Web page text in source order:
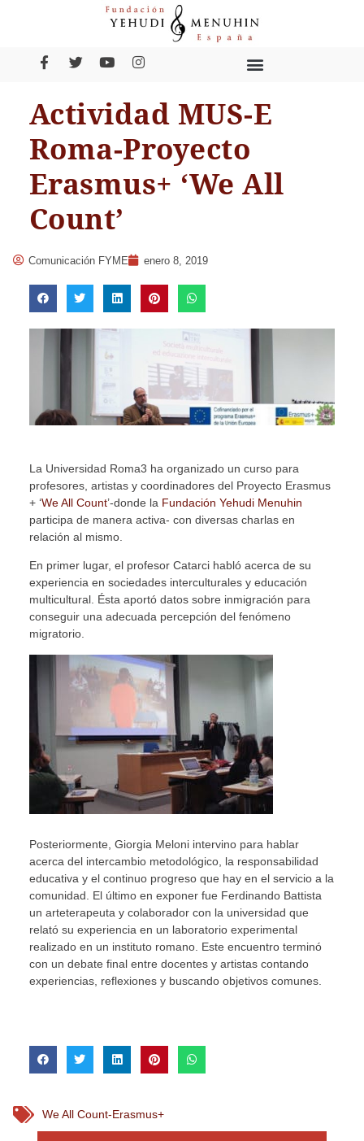
Actividad MUS-E
Roma-Proyecto
Erasmus+ ‘We All
Count’
Comunicación FYME enero 8, 2019
La Universidad Roma3 ha organizado un curso para
profesores, artistas y coordinadores del Proyecto Erasmus
+ ‘We All Count’-donde la Fundación Yehudi Menuhin
participa de manera activa- con diversas charlas en
relación al mismo.
En primer lugar, el profesor Catarci habló acerca de su
experiencia en sociedades interculturales y educación
multicultural. Ésta aportó datos sobre inmigración para
conseguir una adecuada percepción del fenómeno
migratorio.
Posteriormente, Giorgia Meloni intervino para hablar
acerca del intercambio metodológico, la responsabilidad
educativa y el continuo progreso que hay en el servicio a la
comunidad. El último en exponer fue Ferdinando Battista
un arteterapeuta y colaborador con la universidad que
relató su experiencia en un laboratorio experimental
realizado en un instituto romano. Este encuentro terminó
con un debate final entre docentes y artistas contando
experiencias, reflexiones y buscando objetivos comunes.
We All Count-Erasmus+